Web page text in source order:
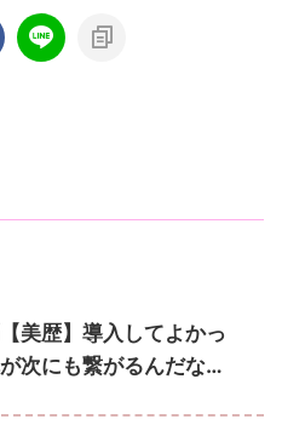
美歴】導入してよかっ
次にも繋がるんだな…